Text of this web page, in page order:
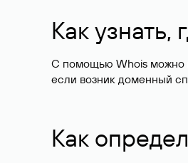
Как узнать,
С помощью Whois можно
если возник доменный
Как